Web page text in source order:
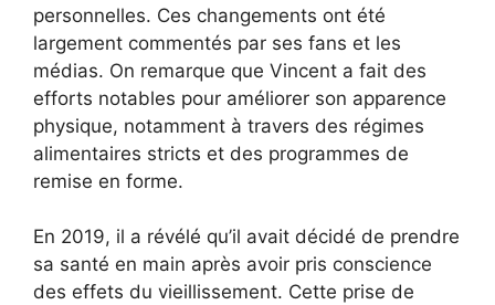
personnelles. Ces changements ont été
largement commentés par ses fans et les
médias. On remarque que Vincent a fait des
efforts notables pour améliorer son apparence
physique, notamment à travers des régimes
alimentaires stricts et des programmes de
remise en forme.
En 2019, il a révélé qu’il avait décidé de prendre
sa santé en main après avoir pris conscience
des effets du vieillissement. Cette prise de